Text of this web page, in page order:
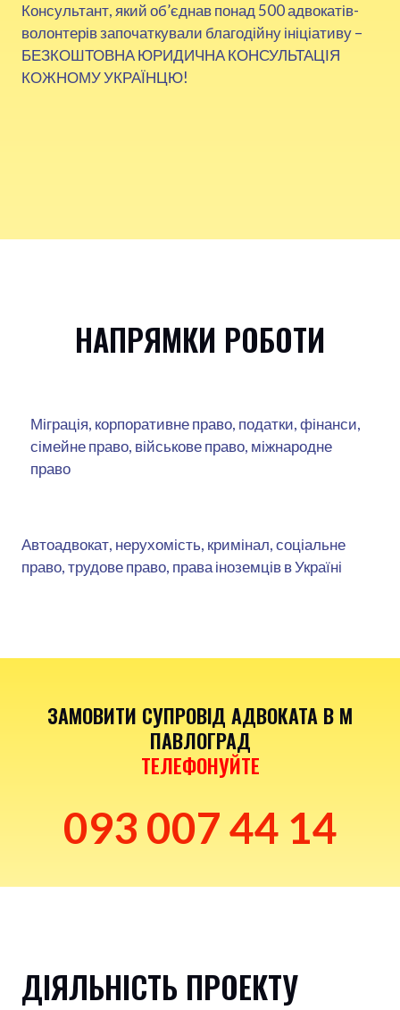
Консультант, який об’єднав понад 500 адвокатів-
волонтерів започаткували благодійну ініціативу –
БЕЗКОШТОВНА ЮРИДИЧНА КОНСУЛЬТАЦІЯ
КОЖНОМУ УКРАЇНЦЮ!
НАПРЯМКИ РОБОТИ
Міграція, корпоративне право, податки, фінанси,
сімейне право, військове право, міжнародне
право
Автоадвокат, нерухомість, кримінал, соціальне
право, трудове право, права іноземців в Україні
ЗАМОВИТИ СУПРОВІД АДВОКАТА В М
ПАВЛОГРАД
ТЕЛЕФОНУЙТЕ
093 007 44 14
ДІЯЛЬНІСТЬ ПРОЕКТУ